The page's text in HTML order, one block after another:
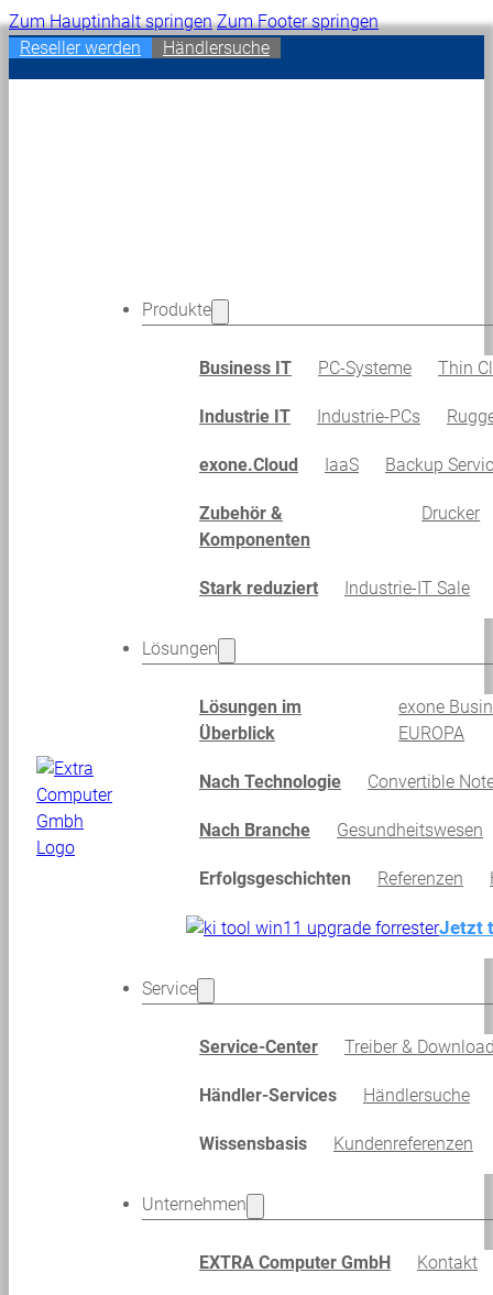
Zum Hauptinhalt springen Zum Footer springen
Reseller werden
Händlersuche
Produkte
Business IT PC-Systeme Thin
Industrie IT Industrie-PCs
exone.Cloud IaaS Backup
Zubehör &
Komponenten
Drucker
Stark reduziert Industrie-IT Sale
Lösungen
Lösungen im
Überblick
exone
EUROPA
Nach Technologie Convertible
Nach Branche Gesundheitswesen
Erfolgsgeschichten Referenzen
Jetzt
Service
Service-Center Treiber &
Händler-Services Händlersuche
Wissensbasis Kundenreferenzen
Unternehmen
EXTRA Computer GmbH Kontakt